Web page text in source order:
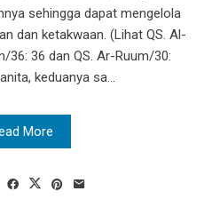
sehingga dapat mengelola
dan ketakwaan. (Lihat QS. Al-
36: 36 dan QS. Ar-Ruum/30:
keduanya sa...
More